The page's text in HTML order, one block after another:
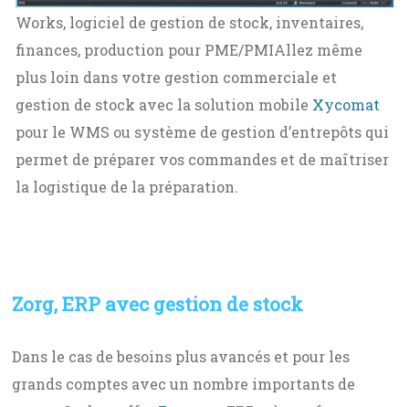
Works, logiciel de gestion de stock, inventaires,
finances, production pour PME/PMIAllez même
plus loin dans votre gestion commerciale et
gestion de stock avec la solution mobile Xycomat
pour le WMS ou système de gestion d’entrepôts qui
permet de préparer vos commandes et de maîtriser
la logistique de la préparation.
Zorg, ERP avec gestion de stock
Dans le cas de besoins plus avancés et pour les
grands comptes avec un nombre importants de